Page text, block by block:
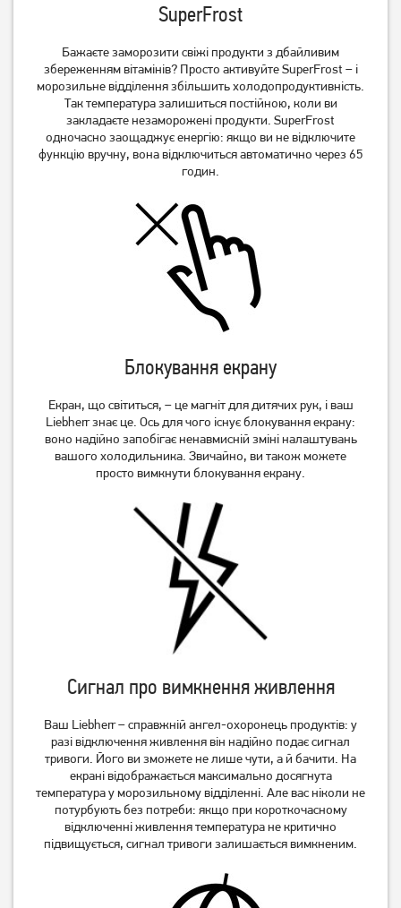
SuperFrost
Бажаєте заморозити свіжі продукти з дбайливим
збереженням вітамінів? Просто активуйте SuperFrost – і
морозильне відділення збільшить холодопродуктивність.
Так температура залишиться постійною, коли ви
закладаєте незаморожені продукти. SuperFrost
одночасно заощаджує енергію: якщо ви не відключите
функцію вручну, вона відключиться автоматично через 65
годин.
Блокування екрану
Екран, що світиться, – це магніт для дитячих рук, і ваш
Liebherr знає це. Ось для чого існує блокування екрану:
воно надійно запобігає ненавмисній зміні налаштувань
вашого холодильника. Звичайно, ви також можете
просто вимкнути блокування екрану.
Сигнал про вимкнення живлення
Ваш Liebherr – справжній ангел-охоронець продуктів: у
разі відключення живлення він надійно подає сигнал
тривоги. Його ви зможете не лише чути, а й бачити. На
екрані відображається максимально досягнута
температура у морозильному відділенні. Але вас ніколи не
потурбують без потреби: якщо при короткочасному
відключенні живлення температура не критично
підвищується, сигнал тривоги залишається вимкненим.